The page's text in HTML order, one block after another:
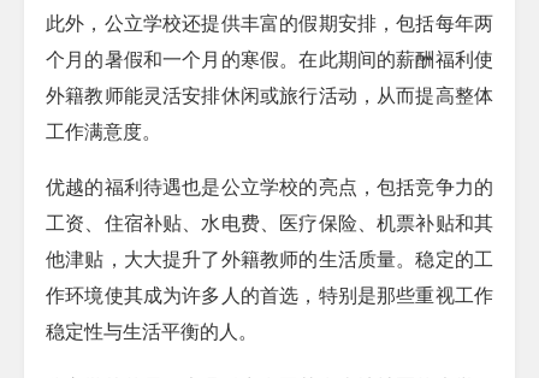
此外，公立学校还提供丰富的假期安排，包括每年两
个月的暑假和一个月的寒假。在此期间的薪酬福利使
外籍教师能灵活安排休闲或旅行活动，从而提高整体
工作满意度。
优越的福利待遇也是公立学校的亮点，包括竞争力的
工资、住宿补贴、水电费、医疗保险、机票补贴和其
他津贴，大大提升了外籍教师的生活质量。稳定的工
作环境使其成为许多人的首选，特别是那些重视工作
稳定性与生活平衡的人。